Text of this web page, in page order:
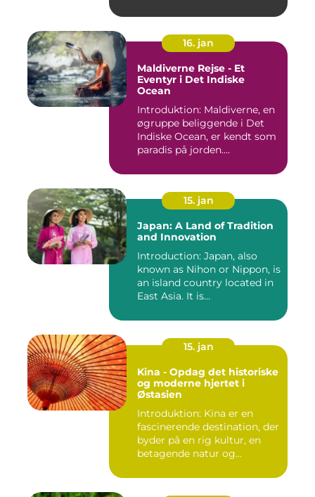
16. jan
Maldiverne Rejse - Et
Eventyr i Det Indiske
Ocean
Introduktion: Maldiverne, en
øgruppe beliggende i Det
Indiske Ocean, er kendt som
paradis på jorden....
15. jan
Japan: A Land of Tradition
and Innovation
Introduction: Japan, also
known as Nihon or Nippon, is
an island country located in
East Asia. It is...
15. jan
Kina - Opdag det historiske
og moderne hjertet i
Østasien
Introduktion: Kina er en
fascinerende destination, der
byder på en rig kultur, en
betagende natur og...